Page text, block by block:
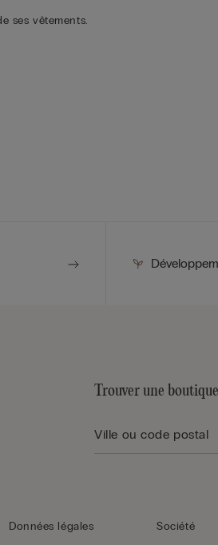
ses vêtements.
Trouver une boutique
Données légales Société